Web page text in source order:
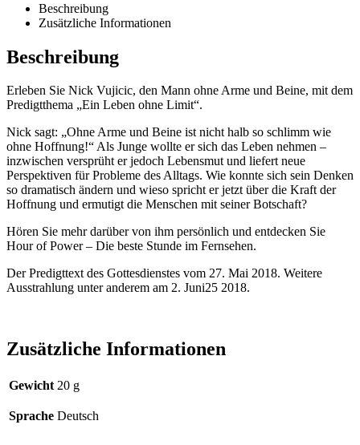
Beschreibung
Zusätzliche Informationen
Beschreibung
Erleben Sie Nick Vujicic, den Mann ohne Arme und Beine, mit dem
Predigtthema „Ein Leben ohne Limit“.
Nick sagt: „Ohne Arme und Beine ist nicht halb so schlimm wie
ohne Hoffnung!“ Als Junge wollte er sich das Leben nehmen –
inzwischen versprüht er jedoch Lebensmut und liefert neue
Perspektiven für Probleme des Alltags. Wie konnte sich sein Denken
so dramatisch ändern und wieso spricht er jetzt über die Kraft der
Hoffnung und ermutigt die Menschen mit seiner Botschaft?
Hören Sie mehr darüber von ihm persönlich und entdecken Sie
Hour of Power – Die beste Stunde im Fernsehen.
Der Predigttext des Gottesdienstes vom 27. Mai 2018. Weitere
Ausstrahlung unter anderem am 2. Juni25 2018.
Zusätzliche Informationen
Gewicht 20 g
Sprache Deutsch